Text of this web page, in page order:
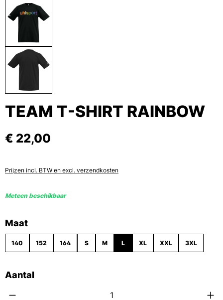
TEAM T-SHIRT RAINBOW
€ 22,00
Prijzen incl. BTW en excl. verzendkosten
Meteen beschikbaar
Selecteer
Maat
140 152 164 S M L XL XXL 3XL
Aantal
Producthoeveelheid: Voer de gewenste